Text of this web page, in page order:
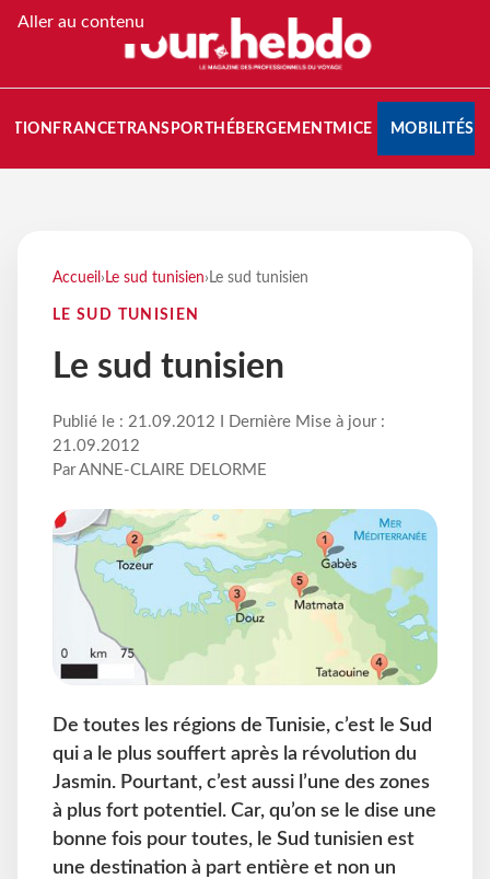
Aller au contenu
FRANCETRANSPORT HÉBERGEMENTMICE MOBILITÉS
Accueil › Le sud tunisien› Le sud tunisien
LE SUD TUNISIEN
Le sud tunisien
Publié le : 21.09.2012 I Dernière Mise à jour :
21.09.2012
Par ANNE-CLAIRE DELORME
De toutes les régions de Tunisie, c’est le Sud
qui a le plus souffert après la révolution du
Jasmin. Pourtant, c’est aussi l’une des zones
à plus fort potentiel. Car, qu’on se le dise une
bonne fois pour toutes, le Sud tunisien est
une destination à part entière et non un